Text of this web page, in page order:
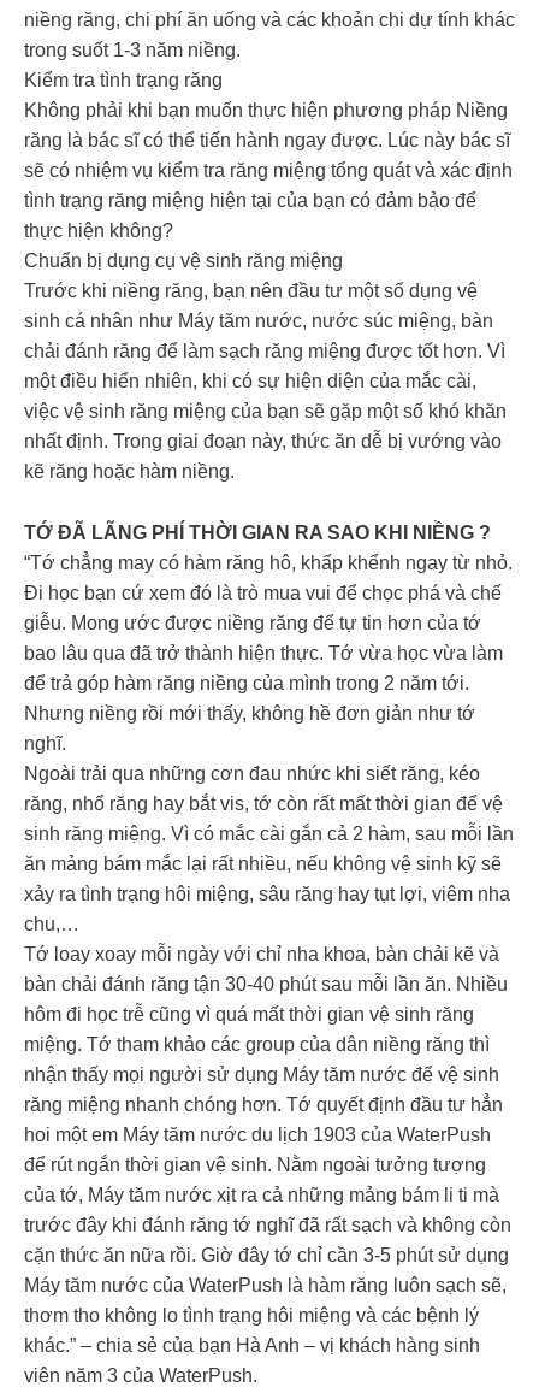
niềng răng, chi phí ăn uống và các khoản chi dự tính khác
trong suốt 1-3 năm niềng.
Kiểm tra tình trạng răng
Không phải khi bạn muốn thực hiện phương pháp Niềng
răng là bác sĩ có thể tiến hành ngay được. Lúc này bác sĩ
sẽ có nhiệm vụ kiểm tra răng miệng tổng quát và xác định
tình trạng răng miệng hiện tại của bạn có đảm bảo để
thực hiện không?
Chuẩn bị dụng cụ vệ sinh răng miệng
Trước khi niềng răng, bạn nên đầu tư một số dụng vệ
sinh cá nhân như Máy tăm nước, nước súc miệng, bàn
chải đánh răng để làm sạch răng miệng được tốt hơn. Vì
một điều hiển nhiên, khi có sự hiện diện của mắc cài,
việc vệ sinh răng miệng của bạn sẽ gặp một số khó khăn
nhất định. Trong giai đoạn này, thức ăn dễ bị vướng vào
kẽ răng hoặc hàm niềng.
TỚ ĐÃ LÃNG PHÍ THỜI GIAN RA SAO KHI NIỀNG ?
“Tớ chẳng may có hàm răng hô, khấp khểnh ngay từ nhỏ.
Đi học bạn cứ xem đó là trò mua vui để chọc phá và chế
giễu. Mong ước được niềng răng để tự tin hơn của tớ
bao lâu qua đã trở thành hiện thực. Tớ vừa học vừa làm
để trả góp hàm răng niềng của mình trong 2 năm tới.
Nhưng niềng rồi mới thấy, không hề đơn giản như tớ
nghĩ.
Ngoài trải qua những cơn đau nhức khi siết răng, kéo
răng, nhổ răng hay bắt vis, tớ còn rất mất thời gian để vệ
sinh răng miệng. Vì có mắc cài gắn cả 2 hàm, sau mỗi lần
ăn mảng bám mắc lại rất nhiều, nếu không vệ sinh kỹ sẽ
xảy ra tình trạng hôi miệng, sâu răng hay tụt lợi, viêm nha
chu,…
Tớ loay xoay mỗi ngày với chỉ nha khoa, bàn chải kẽ và
bàn chải đánh răng tận 30-40 phút sau mỗi lần ăn. Nhiều
hôm đi học trễ cũng vì quá mất thời gian vệ sinh răng
miệng. Tớ tham khảo các group của dân niềng răng thì
nhận thấy mọi người sử dụng Máy tăm nước để vệ sinh
răng miệng nhanh chóng hơn. Tớ quyết định đầu tư hẳn
hoi một em Máy tăm nước du lịch 1903 của WaterPush
để rút ngắn thời gian vệ sinh. Nằm ngoài tưởng tượng
của tớ, Máy tăm nước xịt ra cả những mảng bám li ti mà
trước đây khi đánh răng tớ nghĩ đã rất sạch và không còn
cặn thức ăn nữa rồi. Giờ đây tớ chỉ cần 3-5 phút sử dụng
Máy tăm nước của WaterPush là hàm răng luôn sạch sẽ,
thơm tho không lo tình trạng hôi miệng và các bệnh lý
khác.” – chia sẻ của bạn Hà Anh – vị khách hàng sinh
viên năm 3 của WaterPush.